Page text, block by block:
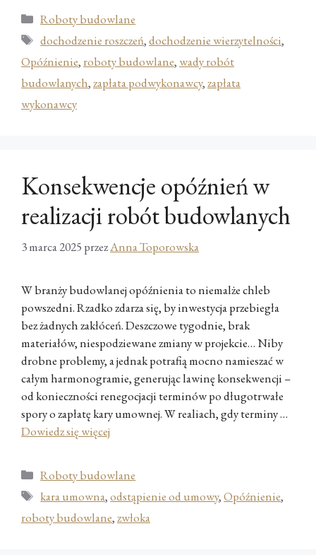
Kategorie
Roboty budowlane
Tagi
dochodzenie roszczeń,dochodzenie wierzytelności,
Opóźnienie, roboty budowlane,wady robót
budowlanych,zapłata podwykonawcy,zapłata
wykonawcy
Konsekwencje opóźnień w
realizacji robót budowlanych
3 marca 2025 przezAnna Toporowska
W branży budowlanej opóźnienia to niemalże chleb
powszedni. Rzadko zdarza się, by inwestycja przebiegła
bez żadnych zakłóceń. Deszczowe tygodnie, brak
materiałów, niespodziewane zmiany w projekcie… Niby
drobne problemy, a jednak potrafią mocno namieszać w
całym harmonogramie, generując lawinę konsekwencji –
od konieczności renegocjacji terminów po długotrwałe
spory o zapłatę kary umownej. W realiach, gdy terminy …
Dowiedz się więcej
Kategorie
Roboty budowlane
Tagi
kara umowna,odstąpienie od umowy,Opóźnienie,
roboty budowlane,zwłoka